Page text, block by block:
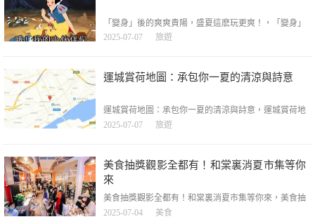
「變身」後的爽爽貴陽，盛夏這麽玩更爽！，「變身」
後的爽爽貴陽，盛夏這麽玩更爽！，被貴州版「千裏江
明、青海西寧、四川西昌、山東威海、甘肅臨內蒙古呼
2025-07-07 旅遊
運城賞荷地圖：承包你一夏的清涼與詩意
運城賞荷地圖：承包你一夏的清涼與詩意，運城賞荷地
圖：承包你一夏的清涼與詩意，盛夏運城，荷花當屬頂
開啟一場夏日尋荷之旅。『聖惠公園』的荷花在碧綠的
荷葉間悄然綻放漫步在公園的小徑上一側
2025-07-07 旅遊
美食抽獎觀影全都有！和棠裏消夏市集等你
來
美食抽獎觀影全都有！和棠裏消夏市集等你來，美食抽
獎觀影全都有！和棠裏消夏市集等你來，盛夏的蟬鳴與
2025-07-04 美食